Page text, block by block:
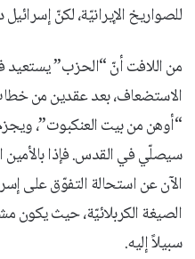
للصواريخ الإيرانيّة، لكنّ
من اللافت أنّ “الحزب”
الاستضعاف، بعد عقدين من
“أوهن من بيت العنكبوت”،
سيصلّي في القدس. فإذا
الآن عن استحالة التفوّق على
الصيغة الكربلائيّة، حيث يكون
سبيلاً إليه.